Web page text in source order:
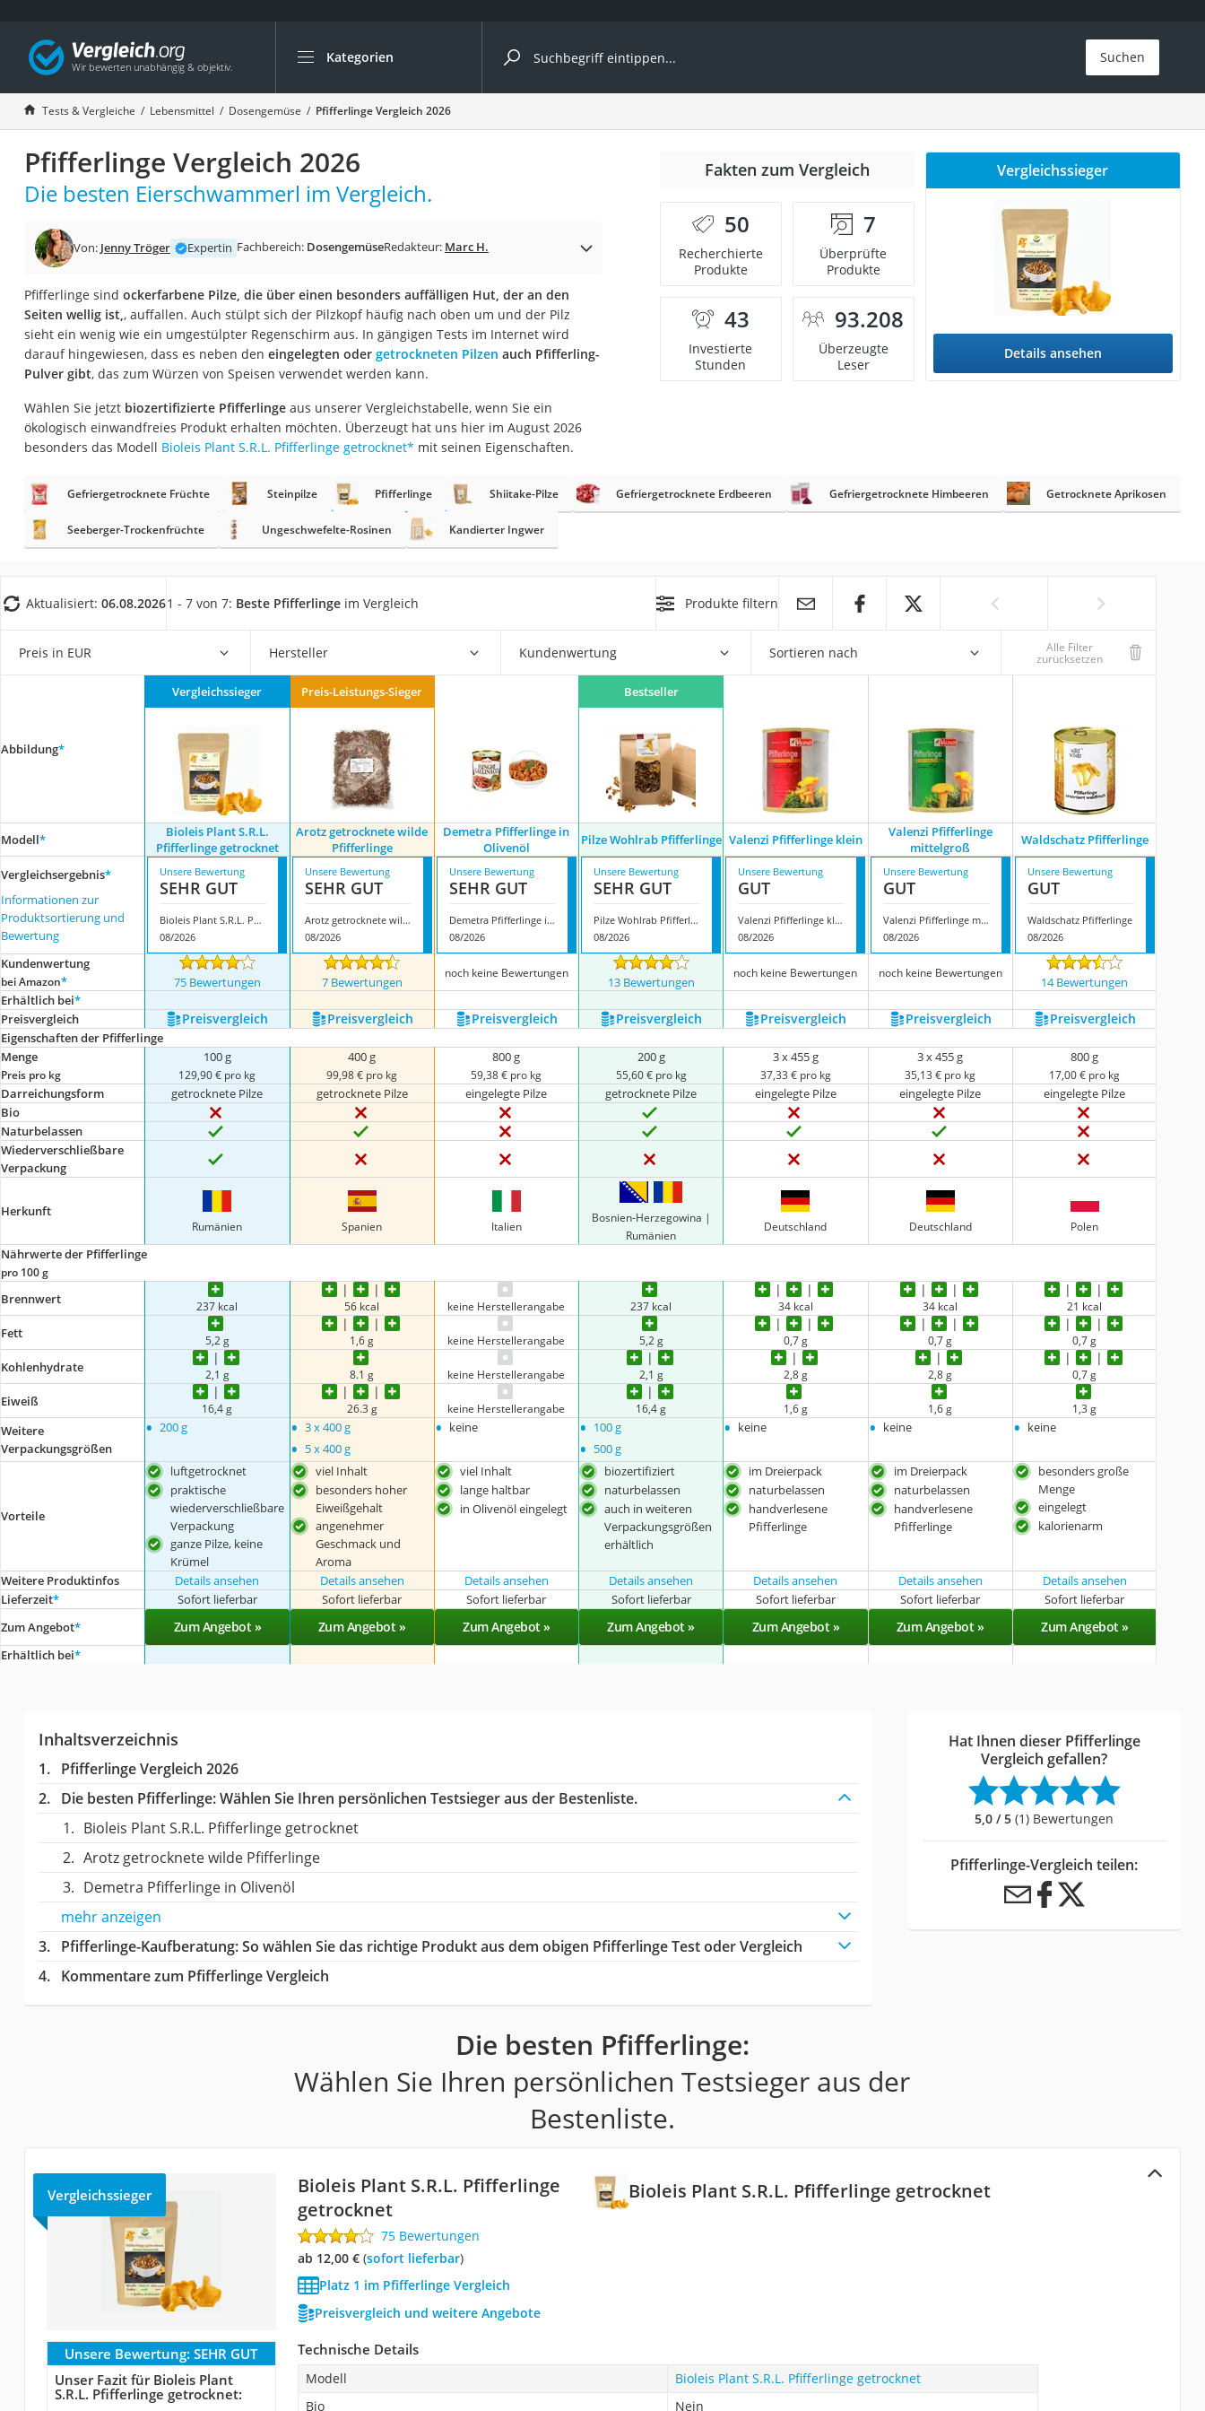
Kategorien
Die beliebtesten Vergleiche nach Kategorie
Lebensmittel
Schwarzkümmelöl
Knäckebrot
Schwarzkümmelöl-Kapseln
Eiklar
Balsamico-Essig
Schwarzkümmelöl bio
Sardinen
Gemüsebrühe
Eiskaffee-Pulver
Grapefruitkernextrakt
Matcha-Set
Trüffelöl
Erythrit
Müsli ohne Zuckerzusatz
Service
Suchen
Tests & Vergleiche Lebensmittel Dosengemüse Pfifferlinge Vergleich 2026
Pfifferlinge Vergleich 2026
Die besten Eierschwammerl im Vergleich.
Von: Jenny Tröger Expertin Fachbereich: DosengemüseRedakteur: Marc H.
Pfifferlinge sind ockerfarbene Pilze, die über einen besonders auffälligen Hut, der an den
Seiten wellig ist,, auffallen. Auch stülpt sich der Pilzkopf häufig nach oben um und der Pilz
sieht ein wenig wie ein umgestülpter Regenschirm aus. In gängigen Tests im Internet wird
darauf hingewiesen, dass es neben den eingelegten oder getrockneten Pilzen auch Pfifferling-
Pulver gibt, das zum Würzen von Speisen verwendet werden kann.
Wählen Sie jetzt biozertifizierte Pfifferlinge aus unserer Vergleichstabelle, wenn Sie ein
ökologisch einwandfreies Produkt erhalten möchten. Überzeugt hat uns hier im August 2026
besonders das Modell Bioleis Plant S.R.L. Pfifferlinge getrocknet* mit seinen Eigenschaften.
Fakten zum Vergleich
50
Recherchierte
Produkte
7
Überprüfte
Produkte
43
Investierte
Stunden
93.208
Überzeugte
Leser
Vergleichssieger
Details ansehen
Gefriergetrocknete Früchte Steinpilze Pfifferlinge Shiitake-Pilze Gefriergetrocknete Erdbeeren Gefriergetrocknete Himbeeren Getrocknete Aprikosen
Seeberger-Trockenfrüchte Ungeschwefelte-Rosinen Kandierter Ingwer
Aktualisiert: 06.08.20261 - 7 von 7: Beste Pfifferlinge im Vergleich Produkte filtern
Preis in EUR Hersteller Kundenwertung Sortieren nach Alle Filter
zurücksetzen
Abbildung*
Vergleichssieger Preis-Leistungs-Sieger Bestseller
Modell*
Bioleis Plant S.R.L.
Pfifferlinge getrocknet
Arotz getrocknete wilde
Pfifferlinge
Demetra Pfifferlinge in
Olivenöl
Pilze Wohlrab Pfifferlinge Valenzi Pfifferlinge klein
Valenzi Pfifferlinge
mittelgroß
Waldschatz Pfifferlinge
Vergleichsergebnis*
Informationen zur
Produktsortierung und
Bewertung
Unsere Bewertung
SEHR GUT
Bioleis Plant S.R.L. Pfifferlinge getrocknet
08/2026
Unsere Bewertung
SEHR GUT
Arotz getrocknete wilde Pfifferlinge
08/2026
Unsere Bewertung
SEHR GUT
Demetra Pfifferlinge in Olivenöl
08/2026
Unsere Bewertung
SEHR GUT
Pilze Wohlrab Pfifferlinge
08/2026
Unsere Bewertung
GUT
Valenzi Pfifferlinge klein
08/2026
Unsere Bewertung
GUT
Valenzi Pfifferlinge mittelgroß
08/2026
Unsere Bewertung
GUT
Waldschatz Pfifferlinge
08/2026
Kundenwertung
bei Amazon* 75 Bewertungen 7 Bewertungen
noch keine Bewertungen
13 Bewertungen
noch keine Bewertungen noch keine Bewertungen
14 Bewertungen
Erhältlich bei*
Preis­vergleich
Preis­vergleich Preis­vergleich Preis­vergleich Preis­vergleich Preis­vergleich Preis­vergleich Preis­vergleich
Eigenschaften der Pfifferlinge
Menge
Preis pro kg
100 g
129,90 € pro kg
400 g
99,98 € pro kg
800 g
59,38 € pro kg
200 g
55,60 € pro kg
3 x 455 g
37,33 € pro kg
3 x 455 g
35,13 € pro kg
800 g
17,00 € pro kg
Darreichungsform getrocknete Pilze getrocknete Pilze eingelegte Pilze getrocknete Pilze eingelegte Pilze eingelegte Pilze
eingelegte Pilze
Bio
Naturbelassen
Wiederverschließbare
Verpackung
Herkunft
Rumänien Spanien Italien
Bosnien-Herzegowina |
Rumänien
Deutschland Deutschland Polen
Nährwerte der Pfifferlinge
pro 100 g
Brennwert 237 kcal 56 kcal keine Herstellerangabe 237 kcal 34 kcal 34 kcal 21 kcal
Fett 5,2 g 1,6 g keine Herstellerangabe 5,2 g 0,7 g 0,7 g 0,7 g
Kohlenhydrate 2,1 g 8.1 g keine Herstellerangabe 2,1 g 2,8 g 2,8 g 0,7 g
Eiweiß 16,4 g 26.3 g keine Herstellerangabe 16,4 g 1,6 g 1,6 g 1,3 g
Weitere
Verpackungsgrößen
• 200 g • 3 x 400 g
• 5 x 400 g
• keine • 100 g
• 500 g
• keine • keine • keine
Vorteile
luftgetrocknet
praktische
wiederverschließbare
Verpackung
ganze Pilze, keine
Krümel
viel Inhalt
besonders hoher
Eiweißgehalt
angenehmer
Geschmack und
Aroma
viel Inhalt
lange haltbar
in Olivenöl eingelegt
biozertifiziert
naturbelassen
auch in weiteren
Verpackungsgrößen
erhältlich
im Dreierpack
naturbelassen
handverlesene
Pfifferlinge
im Dreierpack
naturbelassen
handverlesene
Pfifferlinge
besonders große
Menge
eingelegt
kalorienarm
Weitere Produktinfos Details ansehen Details ansehen Details ansehen Details ansehen Details ansehen Details ansehen
Details ansehen
Lieferzeit* Sofort lieferbar Sofort lieferbar Sofort lieferbar Sofort lieferbar Sofort lieferbar Sofort lieferbar
Sofort lieferbar
Zum Angebot* Zum Angebot » Zum Angebot » Zum Angebot » Zum Angebot » Zum Angebot » Zum Angebot » Zum Angebot »
Erhältlich bei*
Inhaltsverzeichnis
Pfifferlinge Vergleich 2026
Die besten Pfifferlinge:Wählen Sie Ihren persönlichen Testsieger aus der Bestenliste.
Bioleis Plant S.R.L. Pfifferlinge getrocknet
Arotz getrocknete wilde Pfifferlinge
Demetra Pfifferlinge in Olivenöl
mehr anzeigen
Pfifferlinge-Kaufberatung: So wählen Sie das richtige Produkt aus dem obigen Pfifferlinge Test oder Vergleich
Kommentare zum Pfifferlinge Vergleich
Hat Ihnen dieser Pfifferlinge
Vergleich gefallen?
5,0 / 5 (1) Bewertungen
Pfifferlinge-Vergleich teilen:
Die besten Pfifferlinge:
Wählen Sie Ihren persönlichen Testsieger aus der
Bestenliste.
Bioleis Plant S.R.L. Pfifferlinge getrocknet
Vergleichssieger
Bioleis Plant S.R.L. Pfifferlinge
getrocknet
75 Bewertungen
ab 12,00 €( Sofort lieferbar)
Platz 1 im Pfifferlinge Vergleich
Preisvergleich und weitere Angebote
Unsere Bewertung: SEHR GUT
Unser Fazit für Bioleis Plant
S.R.L. Pfifferlinge getrocknet:
Technische Details
Modell
Bioleis Plant S.R.L. Pfifferlinge getrocknet
Bio
Nein